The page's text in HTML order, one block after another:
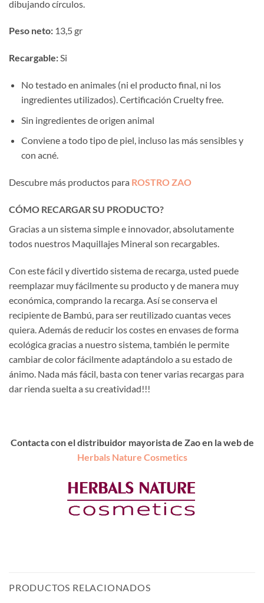
dibujando círculos.
Peso neto: 13,5 gr
Recargable:Si
No testado en animales (ni el producto final, ni los
ingredientes utilizados). Certificación Cruelty free.
Sin ingredientes de origen animal
Conviene a todo tipo de piel, incluso las más sensibles y
con acné.
Descubre más productos para ROSTRO ZAO
CÓMO RECARGAR SU PRODUCTO?
Gracias a un sistema simple e innovador, absolutamente
todos nuestros Maquillajes Mineral son recargables.
Con este fácil y divertido sistema de recarga, usted puede
reemplazar muy fácilmente su producto y de manera muy
económica, comprando la recarga. Así se conserva el
recipiente de Bambú, para ser reutilizado cuantas veces
quiera. Además de reducir los costes en envases de forma
ecológica gracias a nuestro sistema, también le permite
cambiar de color fácilmente adaptándolo a su estado de
ánimo. Nada más fácil, basta con tener varias recargas para
dar rienda suelta a su creatividad!!!
Contacta con el distribuidor mayorista de Zao en la web de
Herbals Nature Cosmetics
PRODUCTOS RELACIONADOS